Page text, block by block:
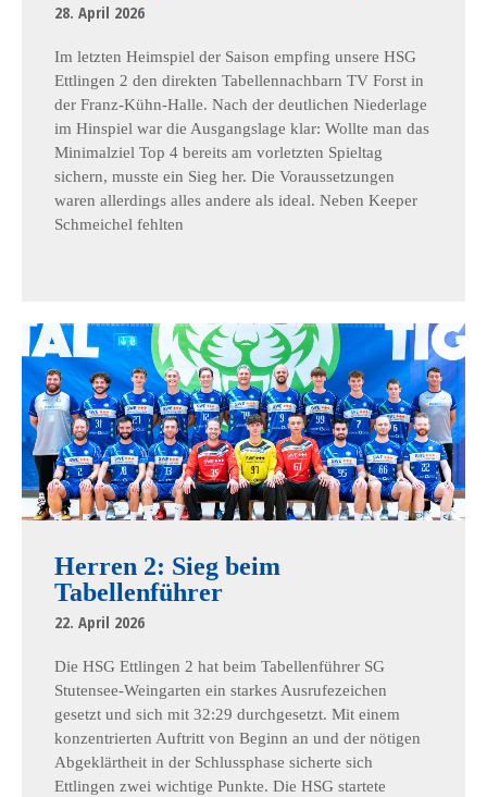
28. April 2026
Im letzten Heimspiel der Saison empfing unsere HSG
Ettlingen 2 den direkten Tabellennachbarn TV Forst in
der Franz-Kühn-Halle. Nach der deutlichen Niederlage
im Hinspiel war die Ausgangslage klar: Wollte man das
Minimalziel Top 4 bereits am vorletzten Spieltag
sichern, musste ein Sieg her. Die Voraussetzungen
waren allerdings alles andere als ideal. Neben Keeper
Schmeichel fehlten
Herren 2: Sieg beim
Tabellenführer
22. April 2026
Die HSG Ettlingen 2 hat beim Tabellenführer SG
Stutensee-Weingarten ein starkes Ausrufezeichen
gesetzt und sich mit 32:29 durchgesetzt. Mit einem
konzentrierten Auftritt von Beginn an und der nötigen
Abgeklärtheit in der Schlussphase sicherte sich
Ettlingen zwei wichtige Punkte. Die HSG startete